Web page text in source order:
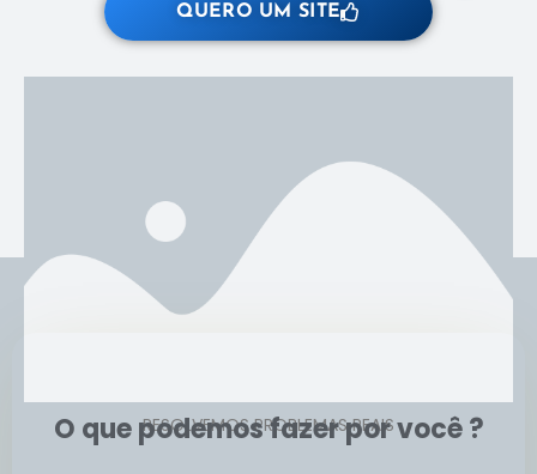
QUERO UM SITE
RESOLVEMOS PROBLEMAS REAIS
O que podemos fazer por você ?